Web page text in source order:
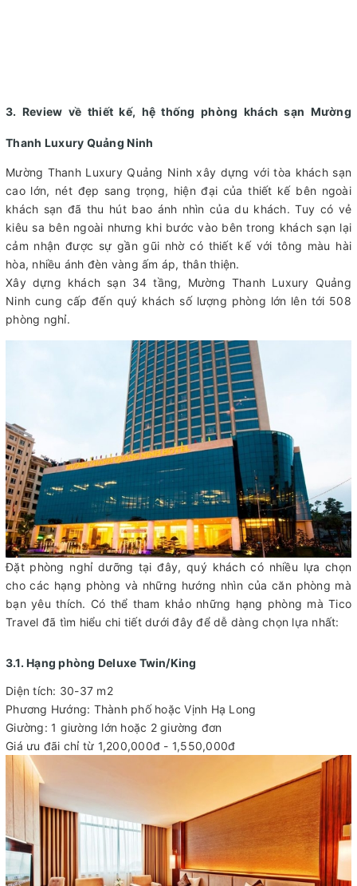
3. Review về thiết kế, hệ thống phòng khách sạn Mường
Thanh Luxury Quảng Ninh
Mường Thanh Luxury Quảng Ninh xây dựng với tòa khách sạn
cao lớn, nét đẹp sang trọng, hiện đại của thiết kế bên ngoài
khách sạn đã thu hút bao ánh nhìn của du khách. Tuy có vẻ
kiêu sa bên ngoài nhưng khi bước vào bên trong khách sạn lại
cảm nhận được sự gần gũi nhờ có thiết kế với tông màu hài
hòa, nhiều ánh đèn vàng ấm áp, thân thiện.
Xây dựng khách sạn 34 tầng, Mường Thanh Luxury Quảng
Ninh cung cấp đến quý khách số lượng phòng lớn lên tới 508
phòng nghỉ.
Đặt phòng nghỉ dưỡng tại đây, quý khách có nhiều lựa chọn
cho các hạng phòng và những hướng nhìn của căn phòng mà
bạn yêu thích. Có thể tham khảo những hạng phòng mà Tico
Travel đã tìm hiểu chi tiết dưới đây để dễ dàng chọn lựa nhất:
3.1. Hạng phòng Deluxe Twin/King
Diện tích: 30-37 m2
Phương Hướng: Thành phố hoặc Vịnh Hạ Long
Giường: 1 giường lớn hoặc 2 giường đơn
Giá ưu đãi chỉ từ 1,200,000đ - 1,550,000đ